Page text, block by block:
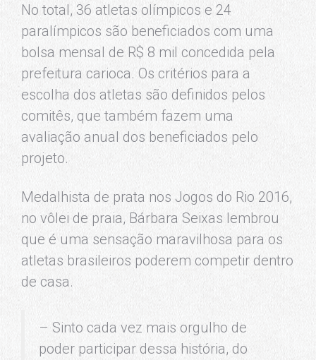
No total, 36 atletas olímpicos e 24
paralímpicos são beneficiados com uma
bolsa mensal de R$ 8 mil concedida pela
prefeitura carioca. Os critérios para a
escolha dos atletas são definidos pelos
comitês, que também fazem uma
avaliação anual dos beneficiados pelo
projeto.
Medalhista de prata nos Jogos do Rio 2016,
no vôlei de praia, Bárbara Seixas lembrou
que é uma sensação maravilhosa para os
atletas brasileiros poderem competir dentro
de casa.
– Sinto cada vez mais orgulho de
poder participar dessa história, do